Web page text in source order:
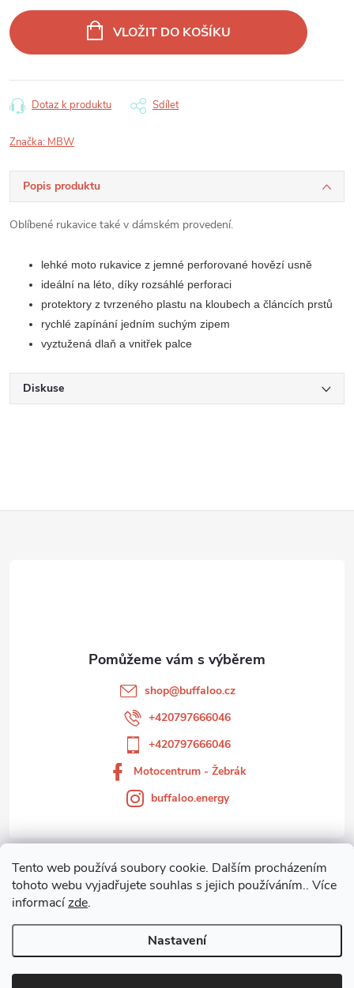
Tento web používá soubory cookie. Dalším procházením
tohoto webu vyjadřujete souhlas s jejich používáním.. Více
informacízde.
Nastavení
cena:
VLOŽIT DO KOŠÍKU
Dotaz k produktu Sdílet
Značka: MBW
Popis produktu
Oblíbené rukavice také v dámském provedení.
lehké moto rukavice z jemné perforované hovězí usně
ideální na léto, díky rozsáhlé perforaci
protektory z tvrzeného plastu na kloubech a článcích prstů
rychlé zapínání jedním suchým zipem
vyztužená dlaň a vnitřek palce
Diskuse
Zákaznický servis
shop@buffaloo.cz
+420797666046
+420797666046
Motocentrum - Žebrák
buffaloo.energy
Copyright 2026Motocentrum - Žebrák. Všechna práva vyhrazena.